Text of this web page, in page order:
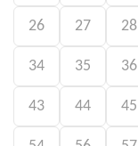
26 27 28
34 35 36
43 44 45